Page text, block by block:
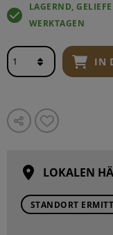
LAGERND,
WERKTAGEN
IN
LOKALEN
STANDORT